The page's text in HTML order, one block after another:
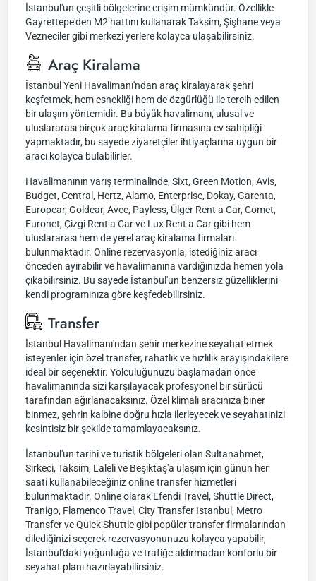
İstanbul'un çeşitli bölgelerine erişim mümkündür. Özellikle
Gayrettepe'den M2 hattını kullanarak Taksim, Şişhane veya
Vezneciler gibi merkezi yerlere kolayca ulaşabilirsiniz.
Araç Kiralama
İstanbul Yeni Havalimanı'ndan araç kiralayarak şehri
keşfetmek, hem esnekliği hem de özgürlüğü ile tercih edilen
bir ulaşım yöntemidir. Bu büyük havalimanı, ulusal ve
uluslararası birçok araç kiralama firmasına ev sahipliği
yapmaktadır, bu sayede ziyaretçiler ihtiyaçlarına uygun bir
aracı kolayca bulabilirler.
Havalimanının varış terminalinde, Sixt, Green Motion, Avis,
Budget, Central, Hertz, Alamo, Enterprise, Dokay, Garenta,
Europcar, Goldcar, Avec, Payless, Ülger Rent a Car, Comet,
Euronet, Çizgi Rent a Car ve Lux Rent a Car gibi hem
uluslararası hem de yerel araç kiralama firmaları
bulunmaktadır. Online rezervasyonla, istediğiniz aracı
önceden ayırabilir ve havalimanına vardığınızda hemen yola
çıkabilirsiniz. Bu sayede İstanbul'un benzersiz güzelliklerini
kendi programınıza göre keşfedebilirsiniz.
Transfer
İstanbul Havalimanı'ndan şehir merkezine seyahat etmek
isteyenler için özel transfer, rahatlık ve hızlılık arayışındakilere
ideal bir seçenektir. Yolculuğunuzu başlamadan önce
havalimanında sizi karşılayacak profesyonel bir sürücü
tarafından ağırlanacaksınız. Özel klimalı aracınıza biner
binmez, şehrin kalbine doğru hızla ilerleyecek ve seyahatinizi
kesintisiz bir şekilde tamamlayacaksınız.
İstanbul'un tarihi ve turistik bölgeleri olan Sultanahmet,
Sirkeci, Taksim, Laleli ve Beşiktaş'a ulaşım için günün her
saati kullanabileceğiniz online transfer hizmetleri
bulunmaktadır. Online olarak Efendi Travel, Shuttle Direct,
Tranigo, Flamenco Travel, City Transfer Istanbul, Metro
Transfer ve Quick Shuttle gibi popüler transfer firmalarından
dilediğinizi seçerek rezervasyonunuzu kolayca yapabilir,
İstanbul'daki yoğunluğa ve trafiğe aldırmadan konforlu bir
seyahat planı hazırlayabilirsiniz.